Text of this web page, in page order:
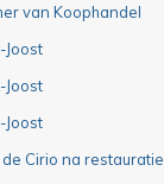
van Koophandel
Joost
Joost
Joost
Cirio na restauratie